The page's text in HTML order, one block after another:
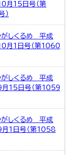
月15日号（第
）
がしくるめ 平成
月1日号（第1060
がしくるめ 平成
15日号（第1059
がしくるめ 平成
1日号（第1058